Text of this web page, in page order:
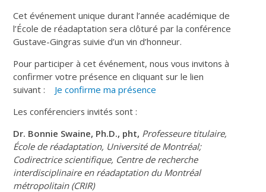
Cet événement unique durant l’année académique de
l’École de réadaptation sera clôturé par la conférence
Gustave-Gingras suivie d’un vin d’honneur.
Pour participer à cet événement, nous vous invitons à
confirmer votre présence en cliquant sur le lien
suivant : Je confirme ma présence
Les conférenciers invités sont :
Dr. Bonnie Swaine, Ph.D., pht, Professeure titulaire,
École de réadaptation, Université de Montréal;
Codirectrice scientifique, Centre de recherche
interdisciplinaire en réadaptation du Montréal
métropolitain (CRIR)